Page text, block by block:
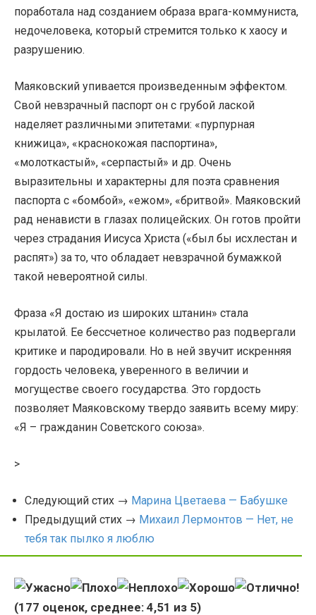
поработала над созданием образа врага-коммуниста,
недочеловека, который стремится только к хаосу и
разрушению.
Маяковский упивается произведенным эффектом.
Свой невзрачный паспорт он с грубой лаской
наделяет различными эпитетами: «пурпурная
книжица», «краснокожая паспортина»,
«молоткастый», «серпастый» и др. Очень
выразительны и характерны для поэта сравнения
паспорта с «бомбой», «ежом», «бритвой». Маяковский
рад ненависти в глазах полицейских. Он готов пройти
через страдания Иисуса Христа («был бы исхлестан и
распят») за то, что обладает невзрачной бумажкой
такой невероятной силы.
Фраза «Я достаю из широких штанин» стала
крылатой. Ее бессчетное количество раз подвергали
критике и пародировали. Но в ней звучит искренняя
гордость человека, уверенного в величии и
могуществе своего государства. Это гордость
позволяет Маяковскому твердо заявить всему миру:
«Я – гражданин Советского союза».
>
Следующий стих → Марина Цветаева — Бабушке
Предыдущий стих → Михаил Лермонтов — Нет, не
тебя так пылко я люблю
(177 оценок, среднее: 4,51 из 5)